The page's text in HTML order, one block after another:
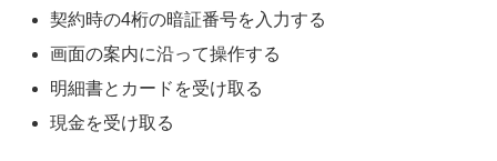
契約時の4桁の暗証番号を入力する
画面の案内に沿って操作する
明細書とカードを受け取る
現金を受け取る